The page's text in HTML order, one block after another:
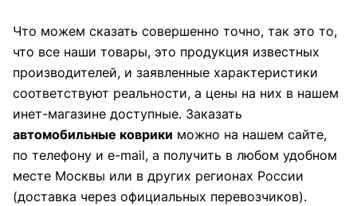
Что можем сказать совершенно точно, так это то,
что все наши товары, это продукция известных
производителей, и заявленные характеристики
соответствуют реальности, а цены на них в нашем
инет-магазине доступные. Заказать
автомобильные коврики можно на нашем сайте,
по телефону и e-mail, а получить в любом удобном
месте Москвы или в других регионах России
(доставка через официальных перевозчиков).